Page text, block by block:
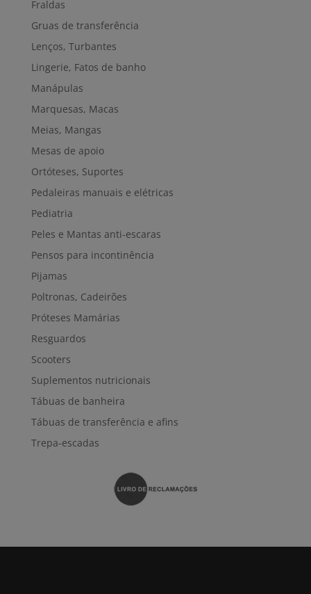
Fraldas
Gruas de transferência
Lenços, Turbantes
Lingerie, Fatos de banho
Manápulas
Marquesas, Macas
Meias, Mangas
Mesas de apoio
Ortóteses, Suportes
Pedaleiras manuais e elétricas
Pediatria
Peles e Mantas anti-escaras
Pensos para incontinência
Pijamas
Poltronas, Cadeirões
Próteses Mamárias
Resguardos
Scooters
Suplementos nutricionais
Tábuas de banheira
Tábuas de transferência e afins
Trepa-escadas